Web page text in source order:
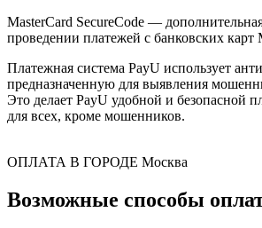
MasterCard SecureCode —
проведении платежей с банковских карт
Платежная система PayU использует
предназначенную для выявления
Это делает PayU удобной и безопасной
для всех, кроме мошенников.
ОПЛАТА В ГОРОДЕ Москва
Возможные способы